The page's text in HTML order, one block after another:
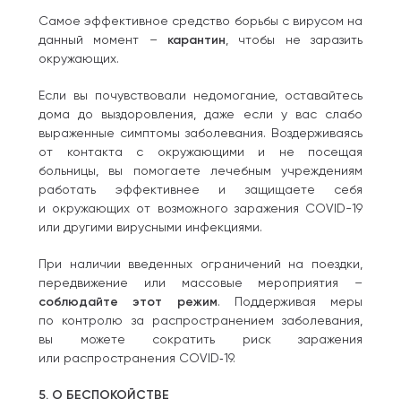
Самое эффективное средство борьбы с вирусом на
данный момент – карантин , чтобы не заразить
окружающих.
Если вы почувствовали недомогание, оставайтесь
дома до выздоровления, даже если у вас слабо
выраженные симптомы заболевания. Воздерживаясь
от контакта с окружающими и не посещая
больницы, вы помогаете лечебным учреждениям
работать эффективнее и защищаете себя
и окружающих от возможного заражения COVID-19
или другими вирусными инфекциями.
При наличии введенных ограничений на поездки,
передвижение или массовые мероприятия –
соблюдайте этот режим. Поддерживая меры
по контролю за распространением заболевания,
вы можете сократить риск заражения
или распространения COVID‑19.
5. О БЕСПОКОЙСТВЕ